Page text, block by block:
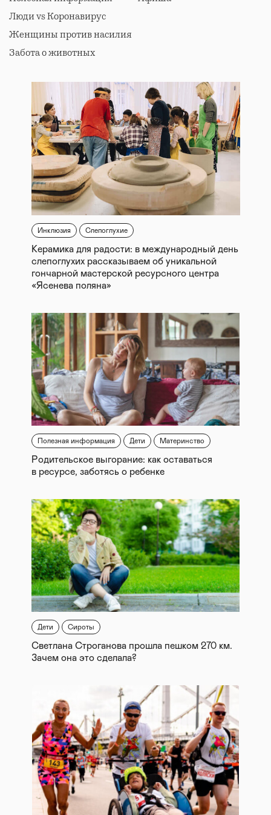
Люди vs Коронавирус
Женщины против насилия
Забота о животных
Инклюзия Слепоглухие
Керамика для радости: в международный день
слепоглухих рассказываем об уникальной
гончарной мастерской ресурсного центра
«Ясенева поляна»
Полезная информация Дети Материнство
Родительское выгорание: как оставаться
в ресурсе, заботясь о ребенке
Дети Сироты
Светлана Строганова прошла пешком 270 км.
Зачем она это сделала?